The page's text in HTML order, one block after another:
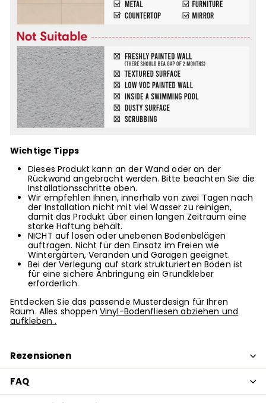
Wichtige Tipps
Dieses Produkt kann an der Wand oder an der
Rückwand angebracht werden. Bitte beachten Sie die
Installationsschritte oben.
Wir empfehlen Ihnen, innerhalb von zwei Tagen nach
der Installation nicht mit viel Wasser zu reinigen,
damit das Produkt über einen langen Zeitraum eine
starke Haftung behält.
NICHT auf losen oder unebenen Bodenbelägen
auftragen. Nicht für den Einsatz im Freien wie
Wintergärten, Veranden und Garagen geeignet.
Bei der Verlegung auf stark strukturierten Böden ist
für eine sichere Anbringung ein Grundkleber
erforderlich.
Entdecken Sie das passende Musterdesign für Ihren
Raum. Alles shoppen Vinyl-Bodenfliesen abziehen und
aufkleben .
Rezensionen
FAQ